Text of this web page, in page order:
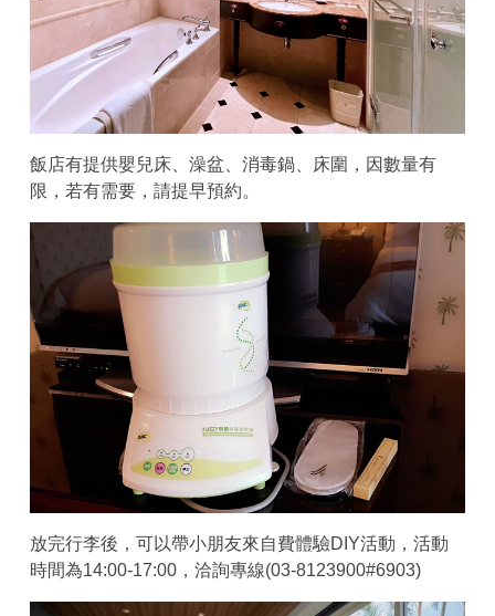
飯店有提供嬰兒床、澡盆、消毒鍋、床圍，因數量有
限，若有需要，請提早預約。
放完行李後，可以帶小朋友來自費體驗DIY活動，活動
時間為14:00-17:00，洽詢專線(03-8123900#6903)